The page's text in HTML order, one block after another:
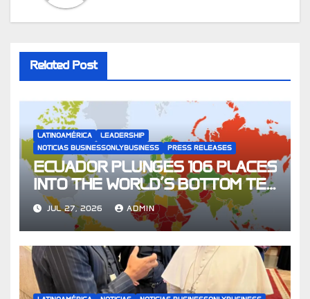
Related Post
LATINOAMÉRICA
LEADERSHIP
NOTICIAS BUSINESSONLYBUSINESS
PRESS RELEASES
ECUADOR PLUNGES 106 PLACES
INTO THE WORLD’S BOTTOM TEN
FOR CHILDREN’S RIGHTS
JUL 27, 2026 ADMIN